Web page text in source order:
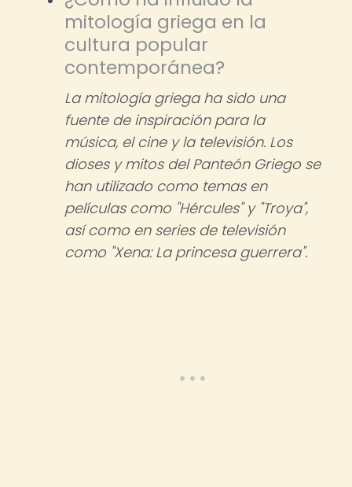
mitología griega en la
cultura popular
contemporánea?
La mitología griega ha sido una
fuente de inspiración para la
música, el cine y la televisión. Los
dioses y mitos del Panteón Griego se
han utilizado como temas en
películas como "Hércules" y "Troya",
así como en series de televisión
como "Xena: La princesa guerrera".